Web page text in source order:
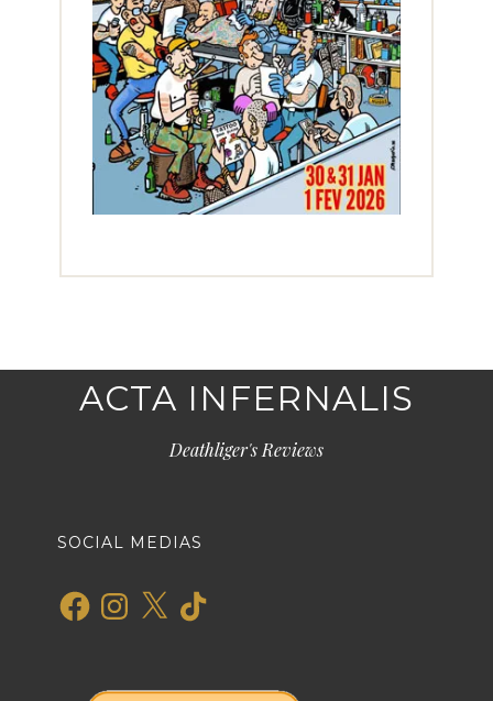
ACTA INFERNALIS
Deathliger's Reviews
SOCIAL MEDIAS
FacebookInstagram
X TikTok